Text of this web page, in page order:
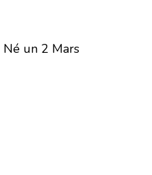
Né un 2 Mars